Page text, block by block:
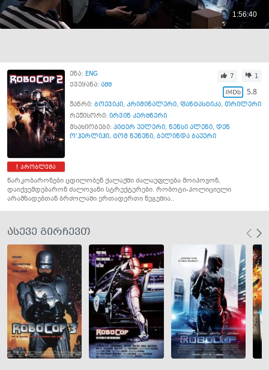
პრობლემა
ენა: ENG
ქვეყანა: აშშ
7 1
5.8
ჟანრი: ბოევიკი, კრიმინალური, ფანტასტიკა, თრილერი
რეჟისორი: ირვინ კერშნერი
მსახიობები: პიტერ უელერი, ნენსი ალენი, დენ
ო'ჰერლიჰი, ტომ ნუნენი, ბელინდა ბაუერი
ნარკობარონები ცდილობენ ქალაქში ძალაუფლება მოიპოვონ,
დაიქვემდებარონ ძალოვანი სტრუქტურები. რობოტი-პოლიციელი
არამზადებთან ბრძოლაში ერთადერთი ნუგეშია..
ასევე გირჩევთ